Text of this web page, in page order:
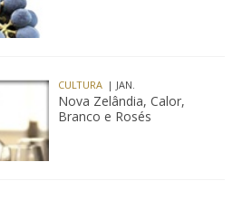
CULTURA | JAN.
Nova Zelândia, Calor,
Branco e Rosés